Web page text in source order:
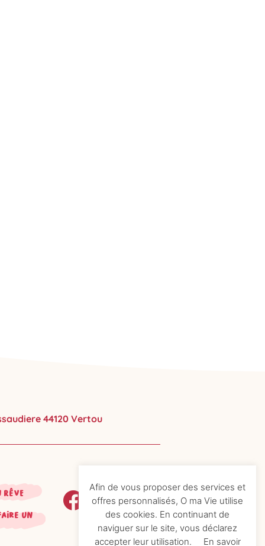
44120 Vertou
rêve
un
Afin de vous proposer des services et
offres personnalisés, O ma Vie utilise
des cookies. En continuant de
naviguer sur le site, vous déclarez
accepter leur utilisation.
En savoir